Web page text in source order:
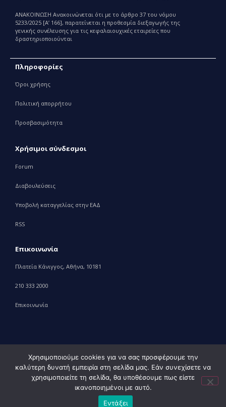
ΑΝΑΚΟΙΝΩΣΗ Ανακοινώνεται ότι με το άρθρο 37 του νόμου
5233/2025 [Α’ 166], παρατείνεται η προθεσμία διεξαγωγής της
γενικής συνέλευσης για τις κεφαλαιουχικές εταιρείες που
δραστηριοποιούνται
Πληροφορίες
Όροι χρήσης
Πολιτική απορρήτου
Προσβασιμότητα
Χρήσιμοι σύνδεσμοι
Forum
Διαβουλεύσεις
Υποβολή καταγγελίας στην ΕΑΔ
RSS
Επικοινωνία
Πλατεία Κάνιγγος, Αθήνα, 10181
210 333 2000
Επικοινωνία
© 2010 – 2023 Υπουργείο Ανάπτυξης, powered by Evolution
Χρησιμοποιούμε cookies για να σας προσφέρουμε την
καλύτερη δυνατή εμπειρία στη σελίδα μας. Εάν συνεχίσετε να
χρησιμοποιείτε τη σελίδα, θα υποθέσουμε πως είστε
ικανοποιημένοι με αυτό.
Εντάξει